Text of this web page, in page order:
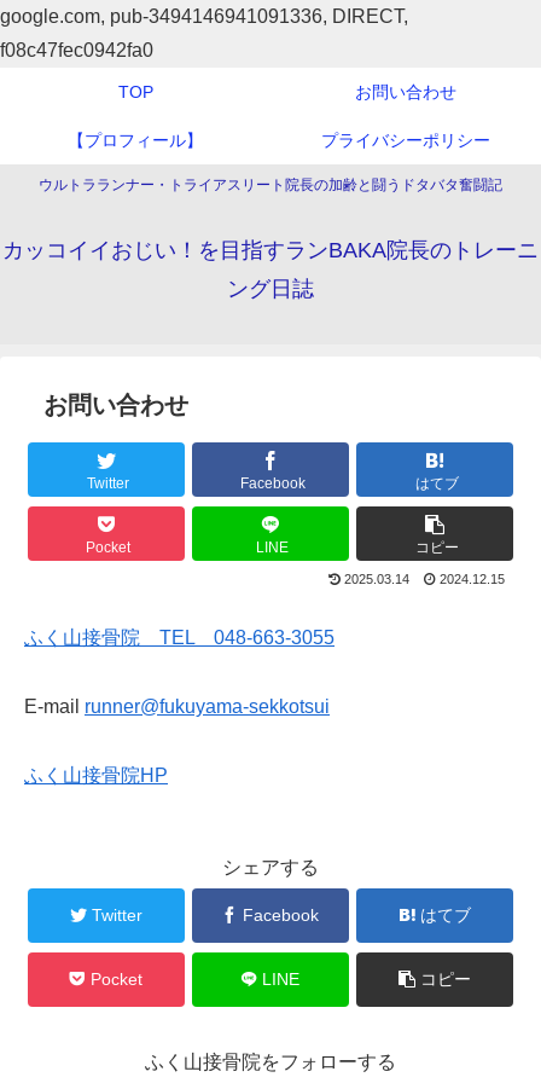
google.com, pub-3494146941091336, DIRECT,
f08c47fec0942fa0
ウルトラランナー・トライアスリート院長の加齢と闘うドタバタ奮闘記
カッコイイおじい！を目指すランBAKA院長のトレーニ
ング日誌
TOP お問い合わせ
【プロフィール】 プライバシーポリシー
お問い合わせ
Twitter Facebook はてブ
Pocket LINE コピー
2025.03.14 2024.12.15
ふく山接骨院 TEL 048-663-3055
E-mail runner@fukuyama-sekkotsui
ふく山接骨院HP
シェアする
Twitter Facebook はてブ
Pocket LINE コピー
ふく山接骨院をフォローする